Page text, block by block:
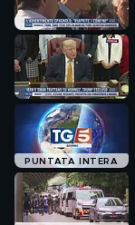
PUNTATA INTERA